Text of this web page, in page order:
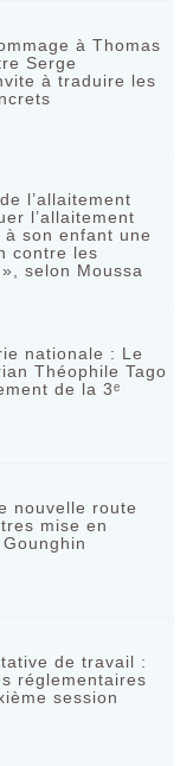
à Thomas
Serge
à traduire les
l’allaitement
l’allaitement
son enfant une
contre les
selon Moussa
nationale : Le
Théophile Tago
de la 3ᵉ
nouvelle route
mise en
de travail :
réglementaires
session